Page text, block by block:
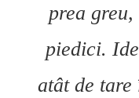
prea
piedici.
atât de